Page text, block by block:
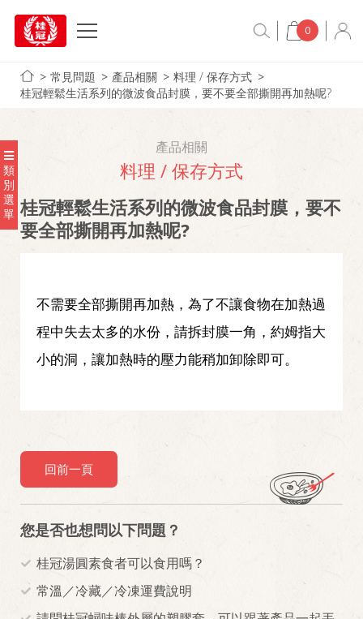
0
常見問題 產品相關
料理 / 保存方式
桂冠輕鬆生活系列的微波食品封膜，要不要全部撕開再加熱呢?
類
別
選
單
產品相關
料理 / 保存方式
桂冠輕鬆生活系列的微波食品封膜，要不
要全部撕開再加熱呢?
不需要全部撕開再加熱，為了不讓食物在加熱過
程中失去太多的水份，請拆封膜一角，約姆指大
小的洞，讓加熱時的壓力能稍加卸除即可。
回前一頁
您是否也想問以下問題？
桂冠湯圓素食者可以食用嗎？
常溫／冷藏／冷凍運費說明